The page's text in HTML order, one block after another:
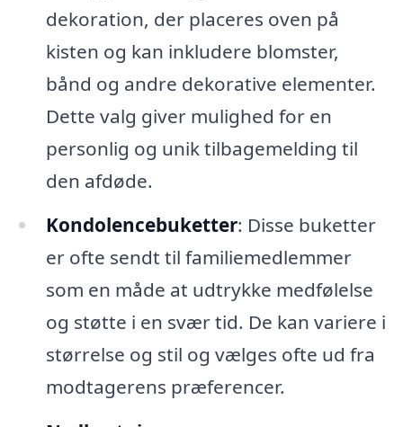
dekoration, der placeres oven på
kisten og kan inkludere blomster,
bånd og andre dekorative elementer.
Dette valg giver mulighed for en
personlig og unik tilbagemelding til
den afdøde.
Kondolencebuketter: Disse buketter
er ofte sendt til familiemedlemmer
som en måde at udtrykke medfølelse
og støtte i en svær tid. De kan variere i
størrelse og stil og vælges ofte ud fra
modtagerens præferencer.